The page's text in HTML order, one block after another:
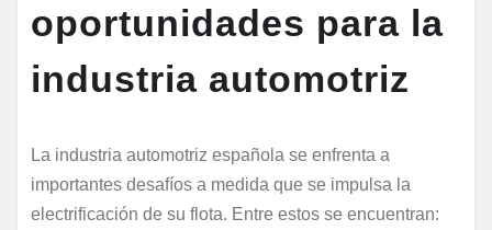
oportunidades para la
industria automotriz
La industria automotriz española se enfrenta a
importantes desafíos a medida que se impulsa la
electrificación de su flota. Entre estos se encuentran: